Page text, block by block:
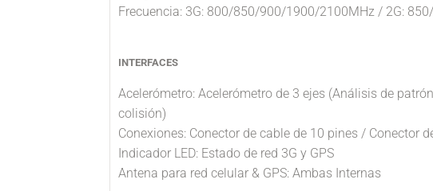
Frecuencia: 3G: 800/850/900/1900/2100MHz / 2G:
INTERFACES
Acelerómetro: Acelerómetro de 3 ejes (Análisis de
colisión)
Conexiones: Conector de cable de 10 pines / Conector
Indicador LED: Estado de red 3G y GPS
Antena para red celular & GPS: Ambas Internas